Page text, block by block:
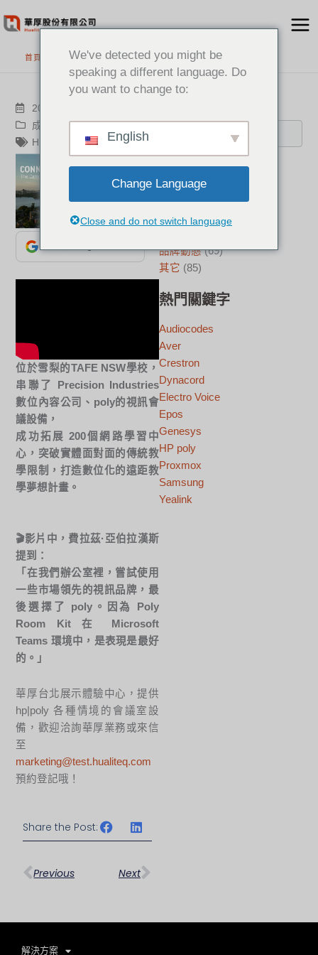
至
首頁 最新消息
2023-12-15
成功案例,品牌動態
HP Poly
位於雪梨的TAFE NSW學校，
串聯了 Precision Industries
數位內容公司、poly的視訊會
議設備，
成功拓展 200個網路學習中
心，突破實體面對面的傳統教
學限制，打造數位化的遠距教
學夢想計畫。
🎬影片中，費拉茲·亞伯拉漢斯
提到：
「在我們辦公室裡，嘗試使用
一些市場領先的視訊品牌，最
後選擇了 poly。因為 Poly
Room Kit 在 Microsoft
Teams 環境中，是表現是最好
的。」
華厚台北展示體驗中心，提供
hp|poly 各種情境的會議室設
備，歡迎洽詢華厚業務或來信
至
marketing@test.hualiteq.com
預約登記哦！
Share the Post:
上一頁
Previous Next
下一篇
搜尋
分類
新聞中心(21)
成功案例
品牌動態(69)
其它 (85)
熱門關鍵字
Audiocodes
Aver
Crestron
Dynacord
Electro Voice
Epos
Genesys
HP poly
Proxmox
Samsung
Yealink
解決方案
We've detected you might be
speaking a different language. Do
you want to change to:
English
Change Language
Close and do not switch language